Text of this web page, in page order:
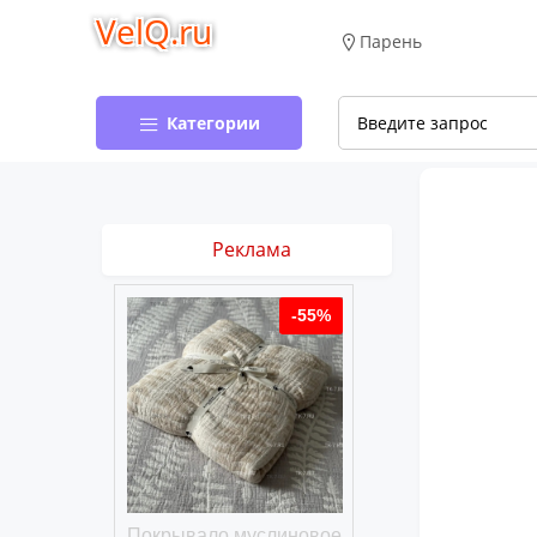
VelQ.ru Парень
Категории
Реклама
-55%